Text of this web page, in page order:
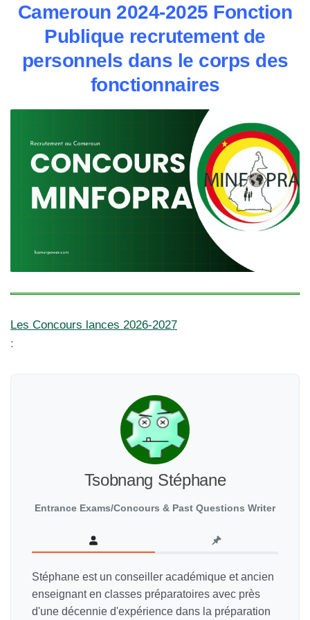
Cameroun 2024-2025 Fonction
Publique recrutement de
personnels dans le corps des
fonctionnaires
Les Concours lances 2026-2027
:
Tsobnang Stéphane
Entrance Exams/Concours & Past Questions Writer
Stéphane est un conseiller académique et ancien
enseignant en classes préparatoires avec près
d'une décennie d'expérience dans la préparation